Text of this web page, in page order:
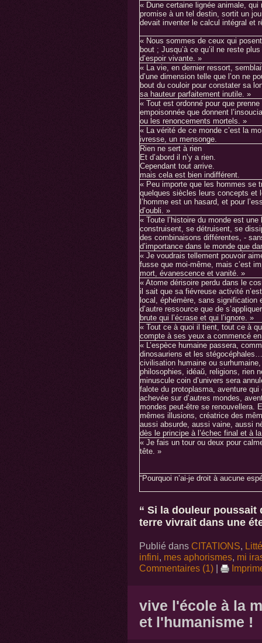
« Dune certaine lignée animale, qui
promise à un tel destin, sortit un
devait inventer le calcul intégral et
« Nous sommes de ceux qui
bout ; Jusqu’à ce qu’il ne reste
d’espoir vivante. »
« La vie, en dernier ressort,
d’une dimension telle que l’on ne
bout du couloir pour constater sa
sa hauteur parfaitement inutile. »
« Tout est ordonné pour que
empoisonnée que donnent
ou les renoncements mortels. »
« La vérité de ce monde c’est la
ivresse, un mensonge.
Rien ne sert à rien
Et d’abord il n’y a rien.
Cependant tout arrive.
mais cela est bien indifférent.
« Peu importe que les hommes se
quelques siècles leurs concepts et
l’homme est un hasard, et pour
d’oubli. »
« Toute l’histoire du monde est
construisent, se détruisent, se
des combinaisons différentes, -
d’importance dans le monde que
« Je voudrais tellement pouvoir
fusse que moi-même, mais c’est
mort, évanescence et vanité. »
« Atome dérisoire perdu dans le
il sait que sa fiévreuse activité
local, éphémère, sans signification
d’autre ressource que de
brute qui l’écrase et qui l’ignore. »
« Tout ce à quoi il tient, tout ce à
compte à ses yeux a commencé
« L’espèce humaine passera,
dinosauriens et les
civilisation humaine ou
philosophies, idéaŭ, religions, rien
minuscule coin d’univers sera
falote du protoplasma, aventure qui
achevée sur d’autres mondes,
mondes peut-être se renouvellera.
mêmes illusions, créatrice des
aussi absurde, aussi vaine, aussi
dès le principe à l’échec final et à
« Je fais un tour ou deux pour
tête. »
“Pourquoi n’ai-je droit à aucune
“ Si la douleur poussait
terre vivrait dans une
Publié dans CITATIONS,
infini, mes aphorismes, mi
Commentaires (1)|
vive l'école à la
et l'humanisme !